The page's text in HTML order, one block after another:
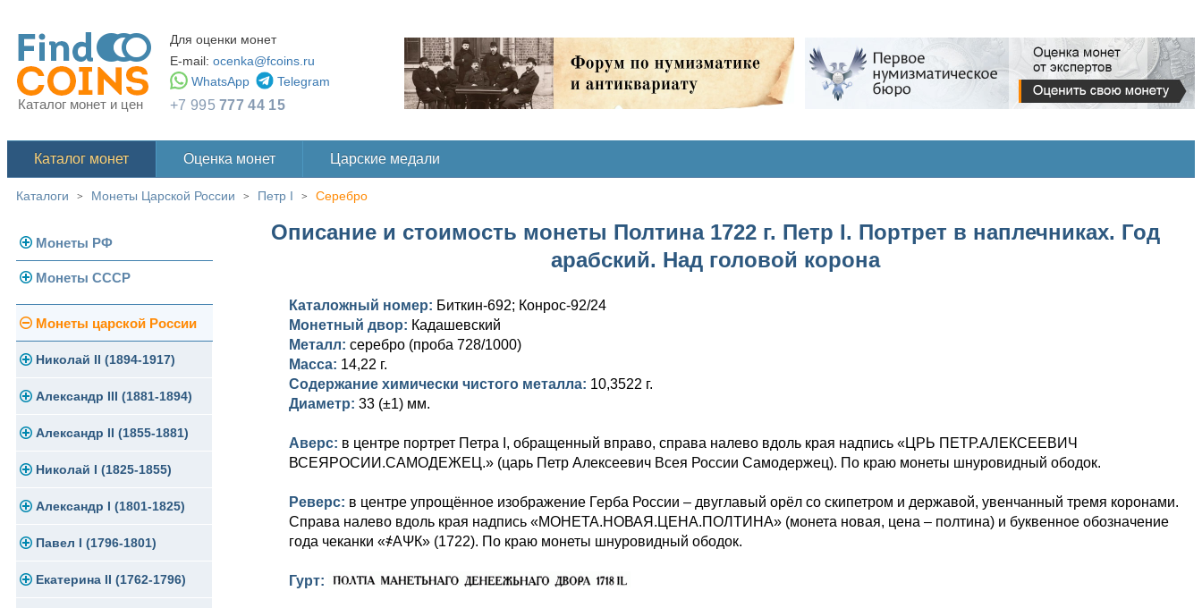
Каталог монет и цен
Для оценки монет
E-mail: ocenka@fcoins.ru
WhatsApp
Telegram
+7 995777 44 15
Каталог монет Оценка монет Царские медали
Каталоги > Монеты Царской России > Петр I > Серебро
Монеты РФ
Современная Россия
Монеты 1991-1993 гг.
Памятные и юбилейные
Монеты СССР
Погодовка СССР
Монеты 1958 года
Золотые червонцы
Памятные и юбилейные
Монеты царской России
Николай II (1894-1917)
Золото
Серебро
Медь
Германская оккупация
Для Финляндии
Памятные и донативные
Александр III (1881-1894)
Золото
Серебро
Медь
Для Финляндии
Памятные и донативные
Александр II (1855-1881)
Золото
Серебро
Медь
Для Финляндии
Николай I (1825-1855)
Платина, золото
Серебро
Медь
Александр I (1801-1825)
Золото
Серебро
Павел I (1796-1801)
Золото
Екатерина II (1762-1796)
Описание и стоимость монеты Полтина 1722 г. Петр I. Портрет в наплечниках. Год
арабский. Над головой корона
Каталожный номер: Биткин-692; Конрос-92/24
Монетный двор: Кадашевский
Металл: серебро (проба 728/1000)
Масса: 14,22 г.
Содержание химически чистого металла: 10,3522 г.
Диаметр: 33 (±1) мм.
Аверс: в центре портрет Петра I, обращенный вправо, справа налево вдоль края надпись «ЦРЬ ПЕТР.АЛЕКСЕЕВИЧ
ВСЕЯРОСИИ.САМОДЕЖЕЦ.» (царь Петр Алексеевич Всея России Самодержец). По краю монеты шнуровидный ободок.
Реверс: в центре упрощённое изображение Герба России – двуглавый орёл со скипетром и державой, увенчанный тремя коронами.
Справа налево вдоль края надпись «МОНЕТА.НОВАЯ.ЦЕНА.ПОЛТИНА» (монета новая, цена – полтина) и буквенное обозначение
года чеканки «҂АΨК» (1722). По краю монеты шнуровидный ободок.
Гурт: